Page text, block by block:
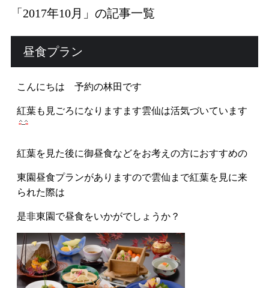
公式HPからの
ご予約は全プラン
5
RESERVATION
宿泊プラン一覧・ご予約
空室状況
お電話でのお問い合わせ
0957-73-2588 (9:00 - 12:00、13:00 - 19:00)
「2017年10月」の記事一覧
昼食プラン
こんにちは 予約の林田です
紅葉も見ごろになりますます雲仙は活気づいています
紅葉を見た後に御昼食などをお考えの方におすすめの
東園昼食プランがありますので雲仙まで紅葉を見に来
られた際は
是非東園で昼食をいかがでしょうか？